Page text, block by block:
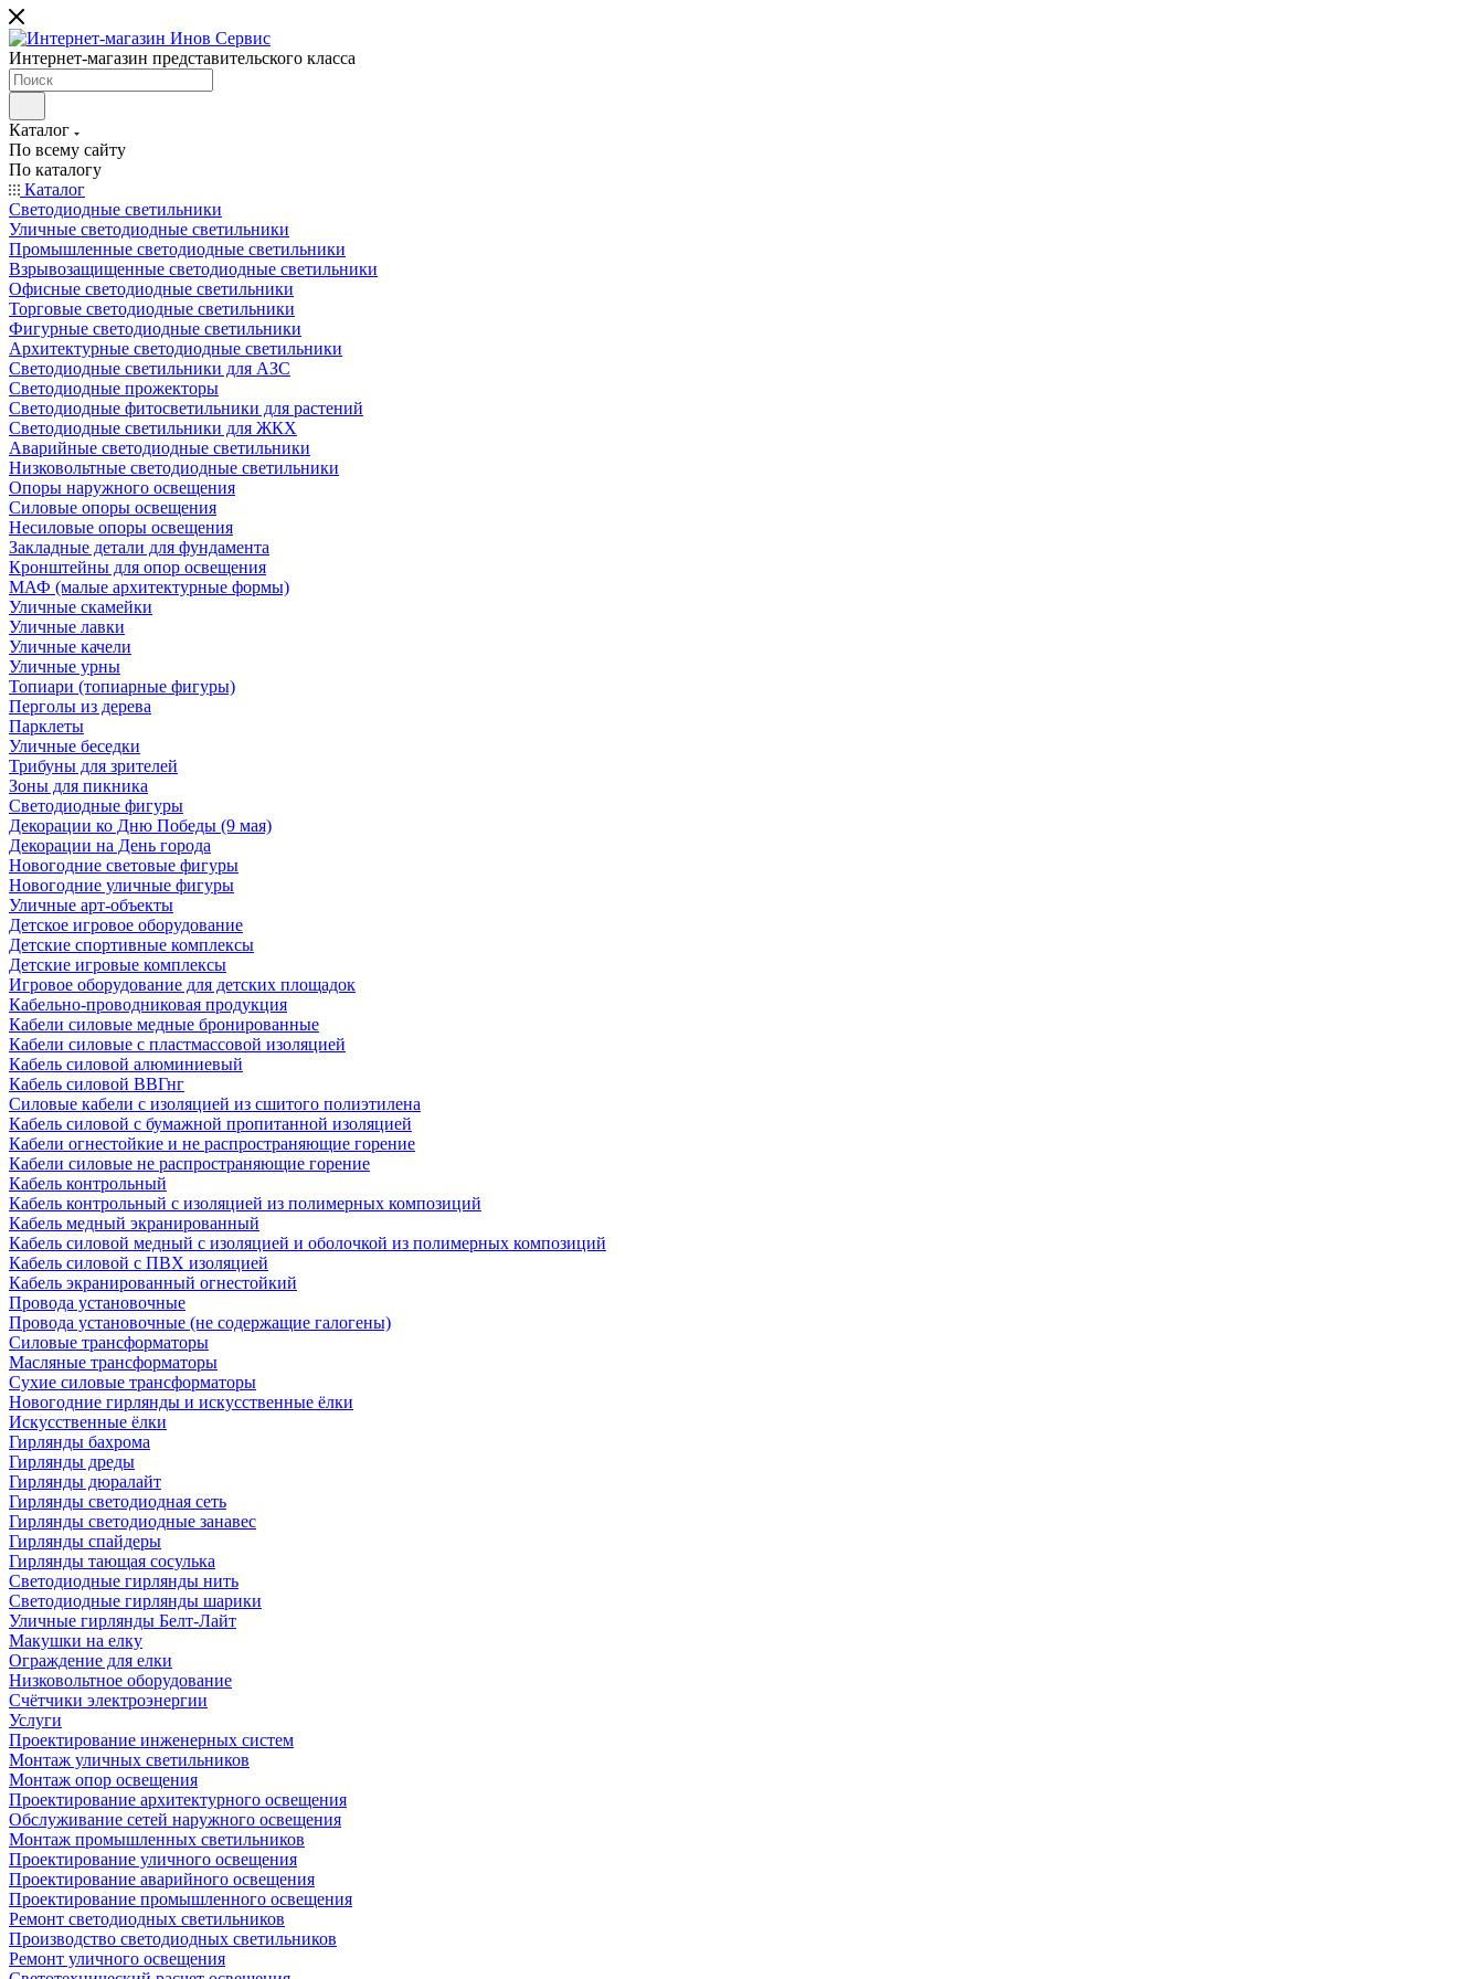
Интернет-магазин представительского класса
Каталог
По всему сайту
По каталогу
Каталог
Светодиодные светильники
Уличные светодиодные светильники
Промышленные светодиодные светильники
Взрывозащищенные светодиодные светильники
Офисные светодиодные светильники
Торговые светодиодные светильники
Фигурные светодиодные светильники
Архитектурные светодиодные светильники
Светодиодные светильники для АЗС
Светодиодные прожекторы
Светодиодные фитосветильники для растений
Светодиодные светильники для ЖКХ
Аварийные светодиодные светильники
Низковольтные светодиодные светильники
Опоры наружного освещения
Силовые опоры освещения
Несиловые опоры освещения
Закладные детали для фундамента
Кронштейны для опор освещения
МАФ (малые архитектурные формы)
Уличные скамейки
Уличные лавки
Уличные качели
Уличные урны
Топиари (топиарные фигуры)
Перголы из дерева
Парклеты
Уличные беседки
Трибуны для зрителей
Зоны для пикника
Светодиодные фигуры
Декорации ко Дню Победы (9 мая)
Декорации на День города
Новогодние световые фигуры
Новогодние уличные фигуры
Уличные арт-объекты
Детское игровое оборудование
Детские спортивные комплексы
Детские игровые комплексы
Игровое оборудование для детских площадок
Кабельно-проводниковая продукция
Кабели силовые медные бронированные
Кабели силовые с пластмассовой изоляцией
Кабель силовой алюминиевый
Кабель силовой ВВГнг
Силовые кабели с изоляцией из сшитого полиэтилена
Кабель силовой с бумажной пропитанной изоляцией
Кабели огнестойкие и не распространяющие горение
Кабели силовые не распространяющие горение
Кабель контрольный
Кабель контрольный с изоляцией из полимерных композиций
Кабель медный экранированный
Кабель силовой медный с изоляцией и оболочкой из полимерных композиций
Кабель силовой с ПВХ изоляцией
Кабель экранированный огнестойкий
Провода установочные
Провода установочные (не содержащие галогены)
Силовые трансформаторы
Масляные трансформаторы
Сухие силовые трансформаторы
Новогодние гирлянды и искусственные ёлки
Искусственные ёлки
Гирлянды бахрома
Гирлянды дреды
Гирлянды дюралайт
Гирлянды светодиодная сеть
Гирлянды светодиодные занавес
Гирлянды спайдеры
Гирлянды тающая сосулька
Светодиодные гирлянды нить
Светодиодные гирлянды шарики
Уличные гирлянды Белт-Лайт
Макушки на елку
Ограждение для елки
Низковольтное оборудование
Счётчики электроэнергии
Услуги
Проектирование инженерных систем
Монтаж уличных светильников
Монтаж опор освещения
Проектирование архитектурного освещения
Обслуживание сетей наружного освещения
Монтаж промышленных светильников
Проектирование уличного освещения
Проектирование аварийного освещения
Проектирование промышленного освещения
Ремонт светодиодных светильников
Производство светодиодных светильников
Ремонт уличного освещения